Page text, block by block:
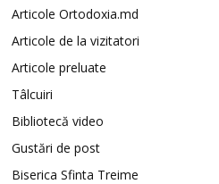
Articole Ortodoxia.md
Articole de la vizitatori
Articole preluate
Tâlcuiri
Bibliotecă video
Gustări de post
Biserica Sfinta Treime